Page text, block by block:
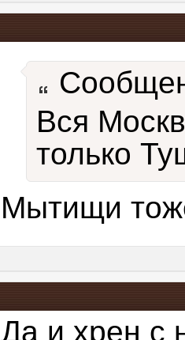
Вся
только
Мытищи
Да и хрен с